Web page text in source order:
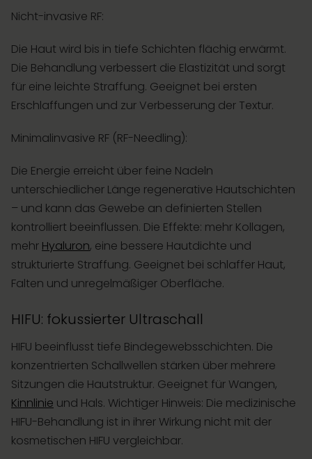
Nicht-invasive RF:
Die Haut wird bis in tiefe Schichten flächig erwärmt.
Die Behandlung verbessert die Elastizität und sorgt
für eine leichte Straffung. Geeignet bei ersten
Erschlaffungen und zur Verbesserung der Textur.
Minimalinvasive RF (RF-Needling):
Die Energie erreicht über feine Nadeln
unterschiedlicher Länge regenerative Hautschichten
– und kann das Gewebe an definierten Stellen
kontrolliert beeinflussen. Die Effekte: mehr Kollagen,
mehr Hyaluron, eine bessere Hautdichte und
strukturierte Straffung. Geeignet bei schlaffer Haut,
Falten und unregelmäßiger Oberfläche.
HIFU: fokussierter Ultraschall
HIFU beeinflusst tiefe Bindegewebsschichten. Die
konzentrierten Schallwellen stärken über mehrere
Sitzungen die Hautstruktur. Geeignet für Wangen,
Kinnlinie und Hals. Wichtiger Hinweis: Die medizinische
HIFU-Behandlung ist in ihrer Wirkung nicht mit der
kosmetischen HIFU vergleichbar.